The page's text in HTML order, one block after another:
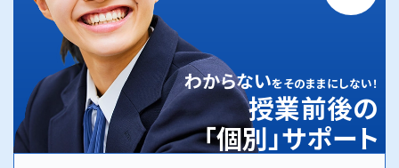
わからないをそのままにしない！
授業前後の
「個別」サポート